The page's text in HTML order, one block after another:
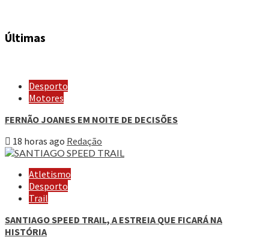
Últimas
Desporto
Motores
FERNÃO JOANES EM NOITE DE DECISÕES
18 horas ago Redação
Atletismo
Desporto
Trail
SANTIAGO SPEED TRAIL, A ESTREIA QUE FICARÁ NA
HISTÓRIA